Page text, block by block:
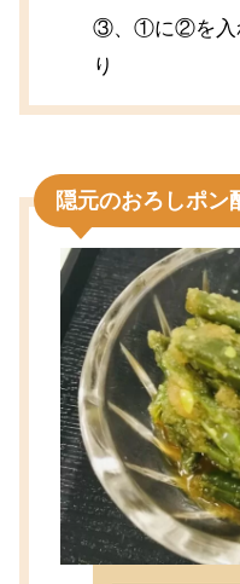
③、①に②を入
り
隠元のおろしポン